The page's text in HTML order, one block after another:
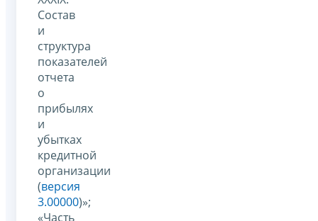
Состав
и
структура
показателей
отчета
о
прибылях
и
убытках
кредитной
организации
(версия
3.00000)»;
«Часть